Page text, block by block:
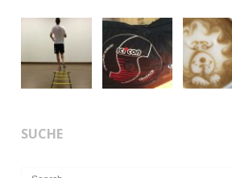
SUCHE